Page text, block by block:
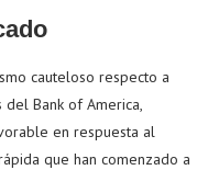
cauteloso respecto a
Bank of America,
en respuesta al
que han comenzado a